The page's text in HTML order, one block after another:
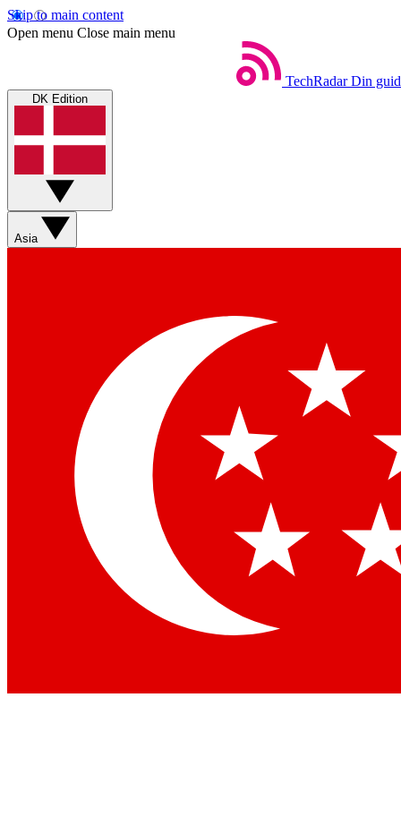
Skip to main content
Open menu Close main menu
TechRadar Din
DK Edition
Asia